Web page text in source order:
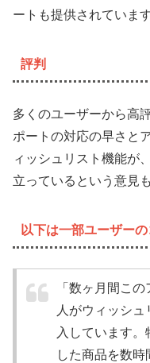
ートも提供されています
評判
多くのユーザーから高
ポートの対応の早さと
ィッシュリスト機能が
立っているという意見
以下は一部ユーザーの
「数ヶ月間こ
人がウィッシ
入しています
した商品を数